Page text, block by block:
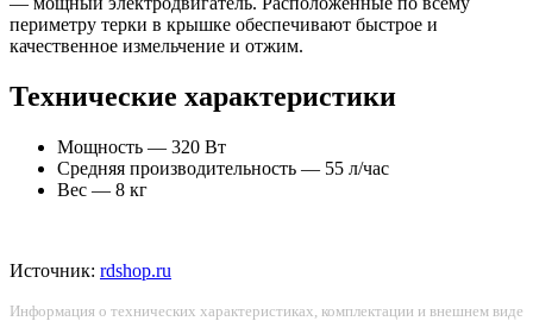
периметру терки в крышке обеспечивают быстрое и
качественное измельчение и отжим.
Технические характеристики
Мощность — 320 Вт
Средняя производительность — 55 л/час
Вес — 8 кг
Источник: rdshop.ru
Информация о технических характеристиках, комплектации и внешнем виде